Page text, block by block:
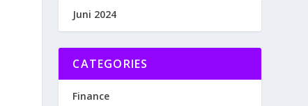
Juni 2024
CATEGORIES
Finance